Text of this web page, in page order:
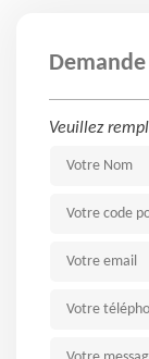
Veuillez